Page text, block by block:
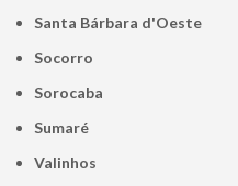
Santa Bárbara d'Oeste
Socorro
Sorocaba
Sumaré
Valinhos